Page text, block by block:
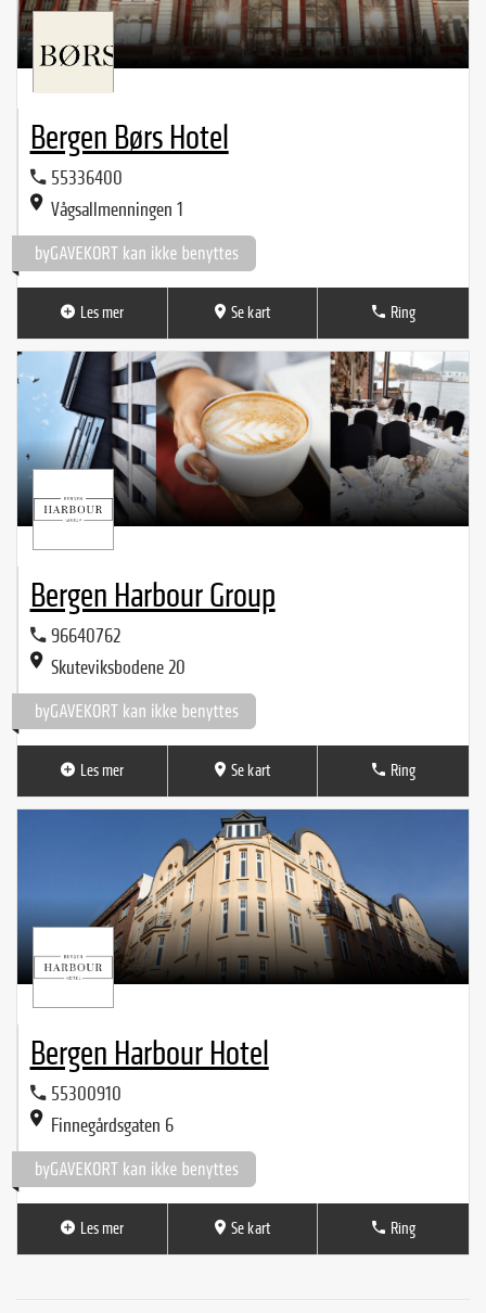
Bergen Børs Hotel
55336400
Vågsallmenningen 1
Les mer Se kart Ring
Bergen Harbour Group
96640762
Skuteviksbodene 20
Les mer Se kart Ring
Bergen Harbour Hotel
55300910
Finnegårdsgaten 6
Les mer Se kart Ring